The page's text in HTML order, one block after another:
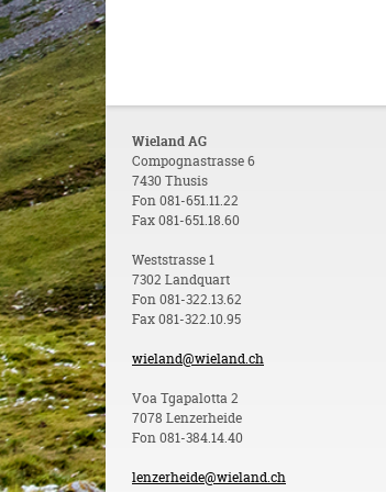
Wieland AG
Compognastrasse 6
7430 Thusis
Fon 081-651.11.22
Fax 081-651.18.60
Weststrasse 1
7302 Landquart
Fon 081-322.13.62
Fax 081-322.10.95
wieland@wieland.ch
Voa Tgapalotta 2
7078 Lenzerheide
Fon 081-384.14.40
lenzerheide@wieland.ch